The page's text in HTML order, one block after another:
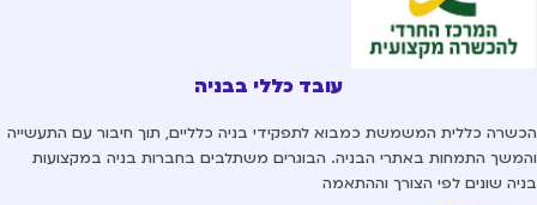
עובד כללי בבניה
כללית המשמשת כמבוא לתפקידי בניה כלליים, תוך חיבור עם התעשייה
התמחות באתרי הבניה. הבוגרים משתלבים בחברות בניה במקצועות
שונים לפי הצורך וההתאמה